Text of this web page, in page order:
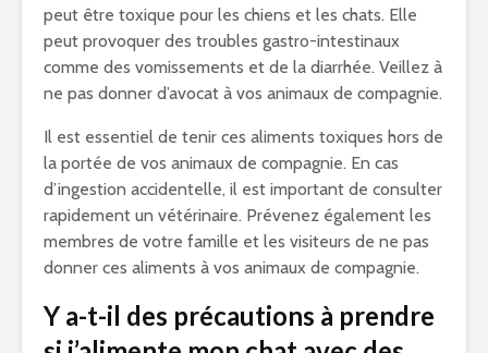
peut être toxique pour les chiens et les chats. Elle
peut provoquer des troubles gastro-intestinaux
comme des vomissements et de la diarrhée. Veillez à
ne pas donner d’avocat à vos animaux de compagnie.
Il est essentiel de tenir ces aliments toxiques hors de
la portée de vos animaux de compagnie. En cas
d’ingestion accidentelle, il est important de consulter
rapidement un vétérinaire. Prévenez également les
membres de votre famille et les visiteurs de ne pas
donner ces aliments à vos animaux de compagnie.
Y a-t-il des précautions à prendre